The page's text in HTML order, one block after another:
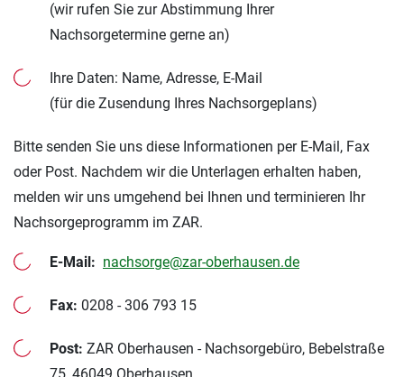
(wir rufen Sie zur Abstimmung Ihrer
Nachsorgetermine gerne an)
Ihre Daten: Name, Adresse, E-Mail
(für die Zusendung Ihres Nachsorgeplans)
Bitte senden Sie uns diese Informationen per E-Mail, Fax
oder Post. Nachdem wir die Unterlagen erhalten haben,
melden wir uns umgehend bei Ihnen und terminieren Ihr
Nachsorgeprogramm im ZAR.
E-Mail: nachsorge@zar-oberhausen.de
Fax: 0208 - 306 793 15
Post: ZAR Oberhausen - Nachsorgebüro, Bebelstraße